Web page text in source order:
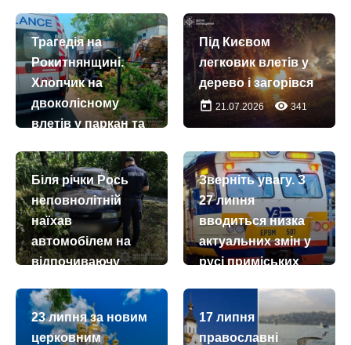
Трагедія на
Рокитнянщині.
Хлопчик на
двоколісному
влетів у паркан та
today03.08.2026 remove_red_eye 1672
Під Києвом
легковик влетів у
дерево і загорівся
today 21.07.2026 remove_red_eye341
Біля річки Рось
неповнолітній
наїхав
автомобілем на
відпочиваючу
Зверніть увагу. З
27 липня
вводиться низка
актуальних змін у
русі приміських
remove_red_eye 3691
23 липня за новим
церковним
17 липня
православні